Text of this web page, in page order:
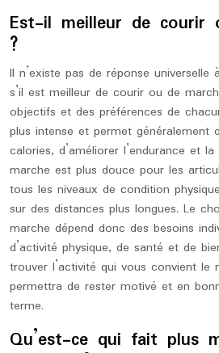
Est-il meilleur de courir
?
Il n’existe pas de réponse
s’il est meilleur de courir ou de
objectifs et des préférences de
plus intense et permet généralement
calories, d’améliorer l’endurance et
marche est plus douce pour les
tous les niveaux de condition
sur des distances plus longues. Le
marche dépend donc des besoins
d’activité physique, de santé et de
trouver l’activité qui vous convient le
permettra de rester motivé et en
terme.
Qu’est-ce qui fait plus